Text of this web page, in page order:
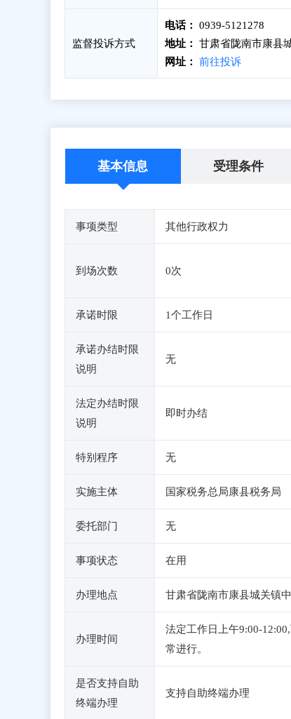
监督投诉方式
电话：
0939-5121278
地址：
甘肃省陇南市康县
网址：
前往投诉
基本信息 受理条件
事项类型 其他行政权力
到场次数 0次
承诺时限 1个工作日
承诺办结时限
说明
无
法定办结时限
说明
即时办结
特别程序 无
实施主体 国家税务总局康县税务局
委托部门 无
事项状态 在用
办理地点 甘肃省陇南市康县城关镇
办理时间
法定工作日上午9:00-
常进行。
是否支持自助
终端办理
支持自助终端办理